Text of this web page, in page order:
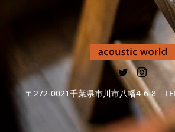
〒272-0021千葉県市川市八幡4-6-8